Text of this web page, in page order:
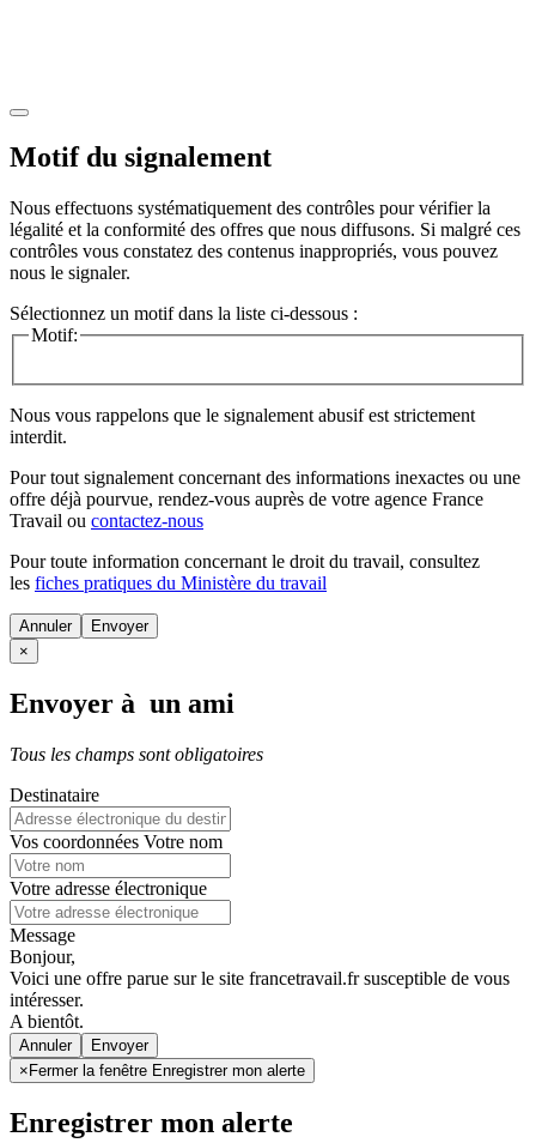
Motif du signalement
Nous effectuons systématiquement des contrôles pour vérifier la
légalité et la conformité des offres que nous diffusons. Si malgré ces
contrôles vous constatez des contenus inappropriés, vous pouvez
nous le signaler.
Sélectionnez un motif dans la liste ci-dessous :
Motif:
Nous vous rappelons que le signalement abusif est strictement
interdit.
Pour tout signalement concernant des informations inexactes ou une
offre déjà pourvue, rendez-vous auprès de votre agence France
Travail ou contactez-nous
Pour toute information concernant le droit du travail, consultez
les fiches pratiques du Ministère du travail
Annuler
×
Envoyer à un ami
Tous les champs sont obligatoires
Destinataire
Vos coordonnées Votre nom
Votre adresse électronique
Message
Bonjour,
Voici une offre parue sur le site francetravail.fr susceptible de vous
intéresser.
A bientôt.
Annuler
× Fermer la fenêtre Enregistrer mon alerte
Enregistrer mon alerte